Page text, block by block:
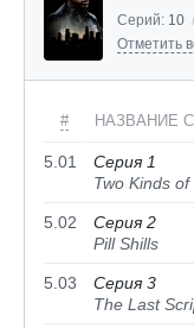
Серий: 10 /
Отметить
# НАЗВАНИЕ
5.01
Серия 1
Two Kinds of
5.02
Серия 2
Pill Shills
5.03
Серия 3
The Last